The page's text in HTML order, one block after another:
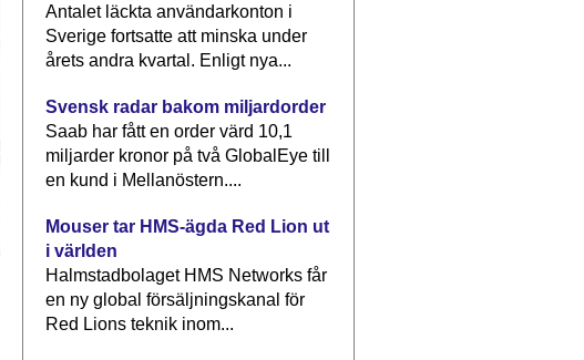
Antalet läckta användarkonton i
Sverige fortsatte att minska under
årets andra kvartal. Enligt nya...
Svensk radar bakom miljardorder
Saab har fått en order värd 10,1
miljarder kronor på två GlobalEye till
en kund i Mellanöstern....
Mouser tar HMS-ägda Red Lion ut
i världen
Halmstadbolaget HMS Networks får
en ny global försäljningskanal för
Red Lions teknik inom...